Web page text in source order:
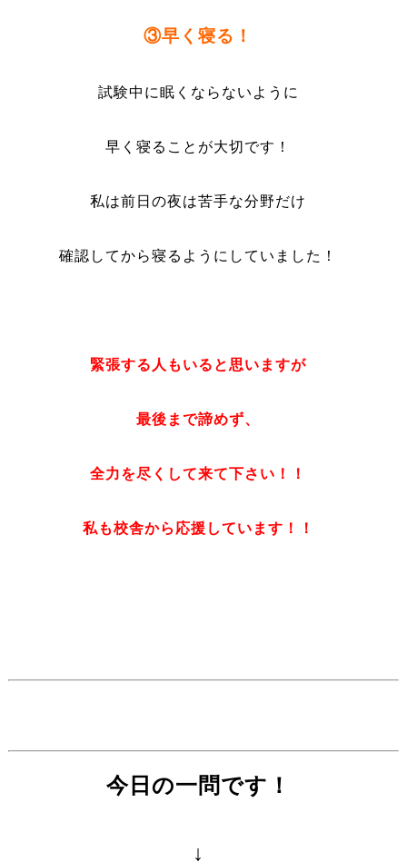
③早く寝る！
試験中に眠くならないように
早く寝ることが大切です！
私は前日の夜は苦手な分野だけ
確認してから寝るようにしていました！
緊張する人もいると思いますが
最後まで諦めず、
全力を尽くして来て下さい！！
私も校舎から応援しています！！
今日の一問です！
↓